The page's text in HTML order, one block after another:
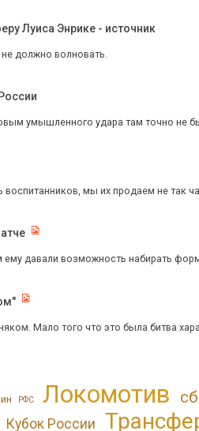
Луиса Энрике - источник
должно волновать.
умышленного удара там точно не
мы их продаем не так
ему давали возможность набирать
Мало того что это была битва
РФС Локомотив
Кубок России